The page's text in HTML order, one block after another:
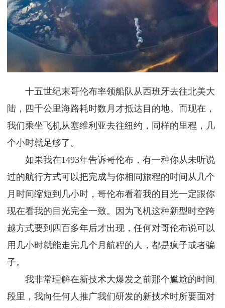
十五世纪末哥伦布率领船队从西班牙去往北美大
陆，四千公里海路耗时数月才抵达目的地。而现在，
我们乘坐飞机从塞维利亚去往纽约，同样的里程，几
个小时就足够了。
如果我在1493年告诉哥伦布，有一种你从未听说
过的航行方式可以把完成与你相同旅程的时间从几个
月时间缩短到几小时，哥伦布看着我的目光一定跟你
现在看我的目光完全一致。因为飞机这种新型时空跨
越方式要到四百多年后才出现，任何对哥伦布说可以
用几小时就能走完几个月航程的人，都是疯子或者骗
子。
我非常理解在新技术大爆发之前那个尴尬的时间
段里，我向任何人推广我们研发的新技术时所要面对